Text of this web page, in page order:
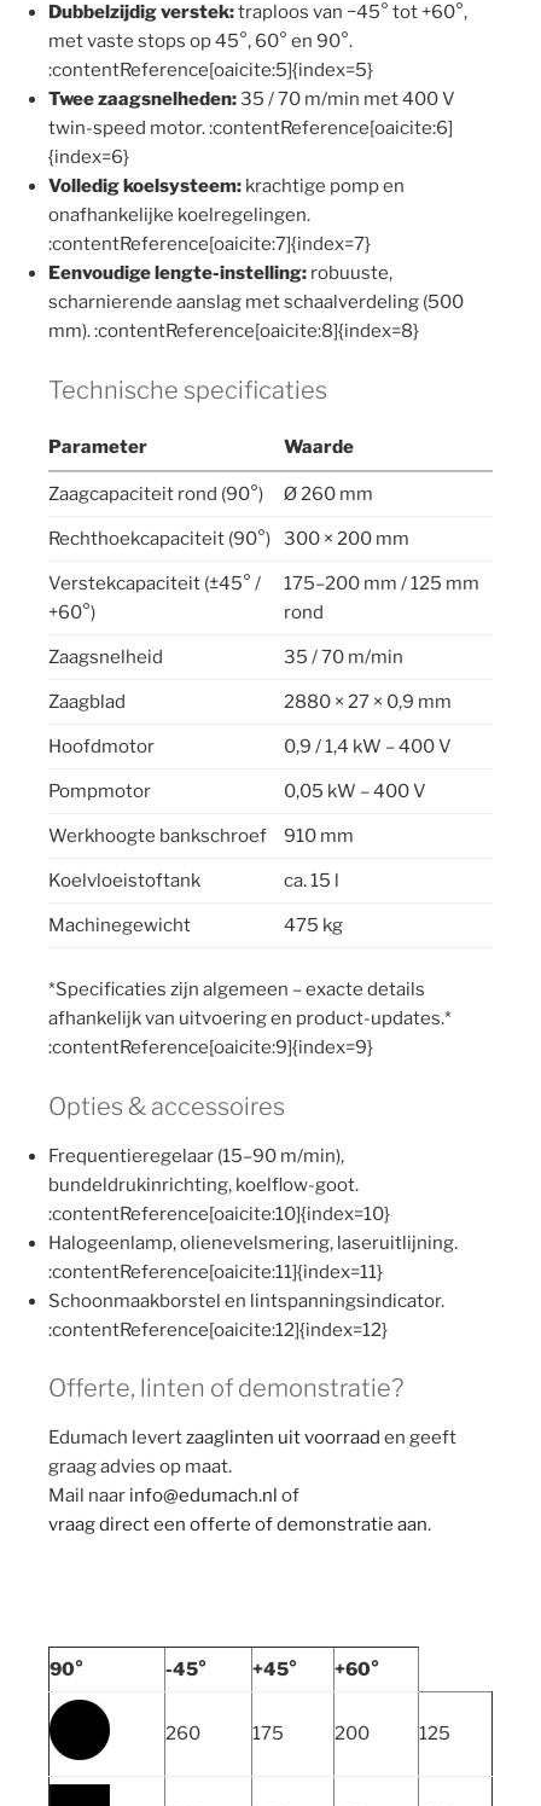
Dubbelzijdig verstek:traploos van −45° tot +60°,
met vaste stops op 45°, 60° en 90°.
:contentReference[oaicite:5]{index=5}
Twee zaagsnelheden:35 / 70 m/min met 400 V
twin-speed motor. :contentReference[oaicite:6]
{index=6}
Volledig koelsysteem: krachtige pomp en
onafhankelijke koelregelingen.
:contentReference[oaicite:7]{index=7}
Eenvoudige lengte-instelling: robuuste,
scharnierende aanslag met schaalverdeling (500
mm). :contentReference[oaicite:8]{index=8}
Technische specificaties
Parameter Waarde
Zaagcapaciteit rond (90°) Ø 260 mm
Rechthoekcapaciteit (90°) 300 × 200 mm
Verstekcapaciteit (±45° /
+60°)
175–200 mm / 125 mm
rond
Zaagsnelheid 35 / 70 m/min
Zaagblad 2880 × 27 × 0,9 mm
Hoofdmotor 0,9 / 1,4 kW – 400 V
Pompmotor 0,05 kW – 400 V
Werkhoogte bankschroef 910 mm
Koelvloeistoftank ca. 15 l
Machinegewicht 475 kg
*Specificaties zijn algemeen – exacte details
afhankelijk van uitvoering en product-updates.*
:contentReference[oaicite:9]{index=9}
Opties & accessoires
Frequentieregelaar (15–90 m/min),
bundeldrukinrichting, koelflow-goot.
:contentReference[oaicite:10]{index=10}
Halogeenlamp, olienevelsmering, laseruitlijning.
:contentReference[oaicite:11]{index=11}
Schoonmaakborstel en lintspanningsindicator.
:contentReference[oaicite:12]{index=12}
Offerte, linten of demonstratie?
Edumach levertzaaglinten uit voorraad en geeft
graag advies op maat.
Mail naar info@edumach.nl of
vraag direct een offerte of demonstratie aan.
90° -45° +45° +60°
260 175 200 125